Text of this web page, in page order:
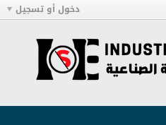
دخول أو تسجيل